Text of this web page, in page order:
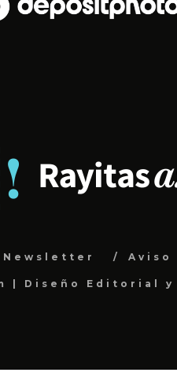
Newsletter Aviso
| Diseño Editorial y